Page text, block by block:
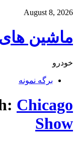
August 8, 2026
ماشین
خودرو
برگه نمونه
Chicago
Show